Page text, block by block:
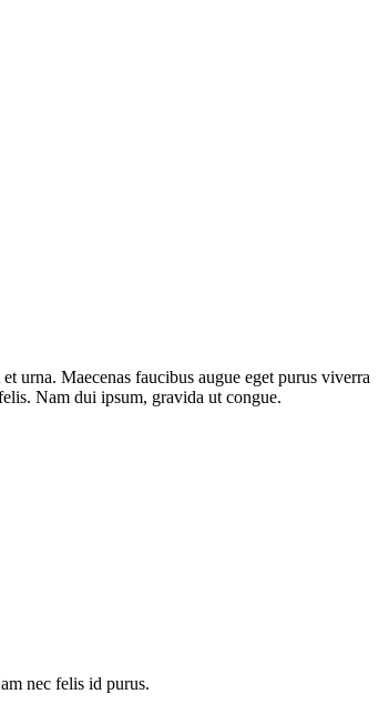
urna. Maecenas faucibus augue eget purus viverra
Nam dui ipsum, gravida ut congue.
nec felis id purus.